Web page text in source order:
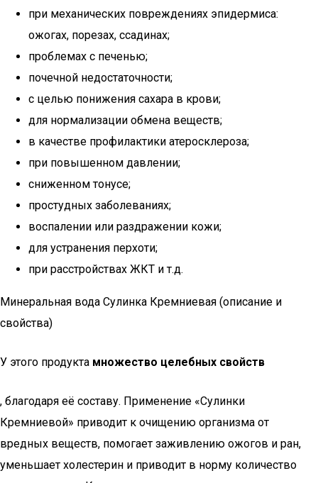
при механических повреждениях эпидермиса:
ожогах, порезах, ссадинах;
проблемах с печенью;
почечной недостаточности;
с целью понижения сахара в крови;
для нормализации обмена веществ;
в качестве профилактики атеросклероза;
при повышенном давлении;
сниженном тонусе;
простудных заболеваниях;
воспалении или раздражении кожи;
для устранения перхоти;
при расстройствах ЖКТ и т.д.
Минеральная вода Сулинка Кремниевая (описание и
свойства)
У этого продукта множество целебных свойств
, благодаря её составу. Применение «Сулинки
Кремниевой» приводит к очищению организма от
вредных веществ, помогает заживлению ожогов и ран,
уменьшает холестерин и приводит в норму количество